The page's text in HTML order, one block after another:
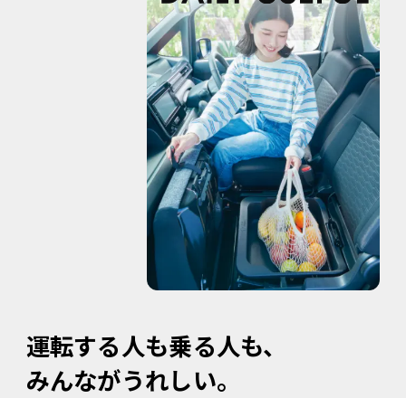
運転する人も乗る人も、
みんながうれしい。